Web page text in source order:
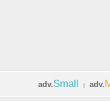
adv.Small adv.